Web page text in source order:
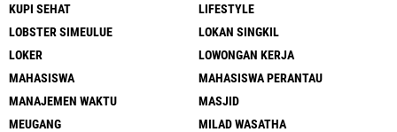
KUPI SEHAT
LIFESTYLE
LOBSTER SIMEULUE
LOKAN SINGKIL
LOKER
LOWONGAN KERJA
MAHASISWA
MAHASISWA PERANTAU
MANAJEMEN WAKTU
MASJID
MEUGANG
MILAD WASATHA